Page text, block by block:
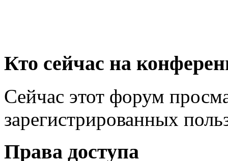
Кто сейчас на
Сейчас этот форум
зарегистрированных
Права доступа